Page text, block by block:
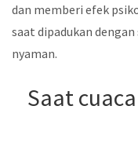
dan memberi efek
saat dipadukan
nyaman.
Saat